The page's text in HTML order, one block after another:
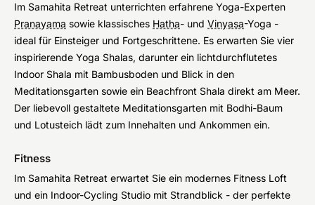
Im Samahita Retreat unterrichten erfahrene Yoga-Experten
Pranayama sowie klassisches Hatha- und Vinyasa-Yoga -
ideal für Einsteiger und Fortgeschrittene. Es erwarten Sie vier
inspirierende Yoga Shalas, darunter ein lichtdurchflutetes
Indoor Shala mit Bambusboden und Blick in den
Meditationsgarten sowie ein Beachfront Shala direkt am Meer.
Der liebevoll gestaltete Meditationsgarten mit Bodhi-Baum
und Lotusteich lädt zum Innehalten und Ankommen ein.
Fitness
Im Samahita Retreat erwartet Sie ein modernes Fitness Loft
und ein Indoor-Cycling Studio mit Strandblick - der perfekte